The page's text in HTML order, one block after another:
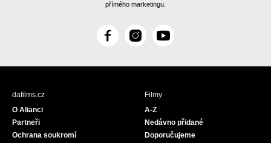
přímého marketingu.
F
c
I
s
Y
u
dafilms.cz
O Alianci
Partneři
Ochrana soukromí
Filmy
A-Z
Nedávno přidané
Doporučujeme